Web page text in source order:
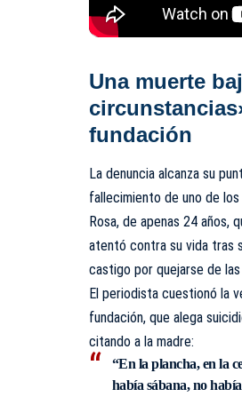
Una muerte
fundación
La denuncia alcanza su
fallecimiento de uno de
Rosa, de apenas 24 años,
atentó contra su vida tras
castigo por quejarse de
El periodista cuestionó la
fundación, que alega
citando a la madre:
“En la plancha, en la
había sábana, no